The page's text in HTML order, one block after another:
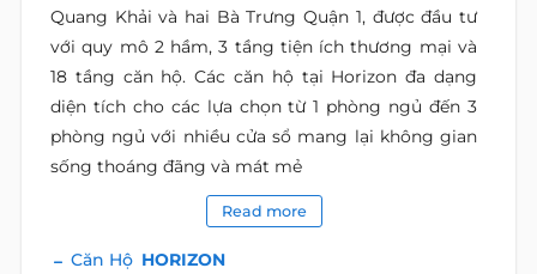
Quang Khải và hai Bà Trưng Quận 1, được đầu tư
với quy mô 2 hầm, 3 tầng tiện ích thương mại và
18 tầng căn hộ. Các căn hộ tại Horizon đa dạng
diện tích cho các lựa chọn từ 1 phòng ngủ đến 3
phòng ngủ với nhiều cửa sổ mang lại không gian
sống thoáng đãng và mát mẻ
Read more
Căn Hộ HORIZON